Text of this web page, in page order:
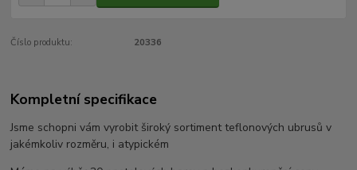
Číslo produktu: 20336
Kompletní specifikace
Jsme schopni vám vyrobit široký sortiment teflonových ubrusů v
jakémkoliv rozměru, i atypickém